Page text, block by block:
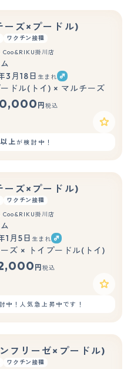
ーズ×プードル)
ワクチン接種
Coo&RIKU掛川店
3月18日 生まれ
ードル(トイ) × マルチーズ
円 税込
上が検討中！
ーズ×プードル)
ワクチン接種
Coo&RIKU掛川店
1月5日 生まれ
ズ × トイプードル(トイ)
円 税込
中！人気急上昇中です！
フリーゼ×プードル)
ワクチン接種